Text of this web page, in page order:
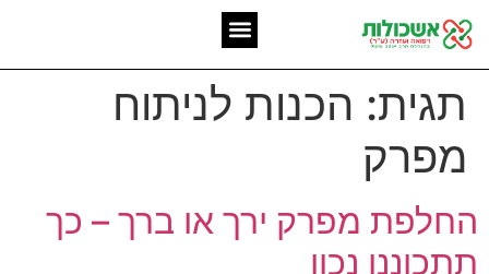
תגית: הכנות לניתוח
מפרק
החלפת מפרק ירך או ברך – כך
תתכוננו נכון